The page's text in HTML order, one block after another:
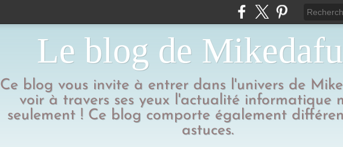
Le blog de
Ce blog vous invite à entrer dans l'univers de
voir à travers ses yeux l'actualité informatique
seulement ! Ce blog comporte également
astuces.